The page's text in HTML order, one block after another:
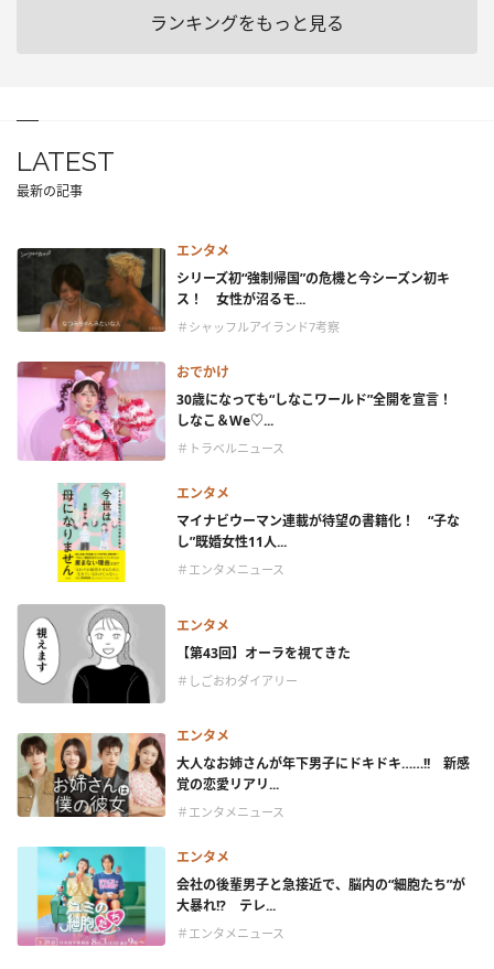
ランキングをもっと見る
LATEST
最新の記事
エンタメ
シリーズ初“強制帰国”の危機と今シーズン初キ
ス！ 女性が沼るモ...
＃シャッフルアイランド7考察
おでかけ
30歳になっても“しなこワールド”全開を宣言！
しなこ＆We♡...
＃トラベルニュース
エンタメ
マイナビウーマン連載が待望の書籍化！ “子な
し”既婚女性11人...
＃エンタメニュース
エンタメ
【第43回】オーラを視てきた
＃しごおわダイアリー
エンタメ
大人なお姉さんが年下男子にドキドキ……!! 新感
覚の恋愛リアリ...
＃エンタメニュース
エンタメ
会社の後輩男子と急接近で、脳内の“細胞たち”が
大暴れ!? テレ...
＃エンタメニュース